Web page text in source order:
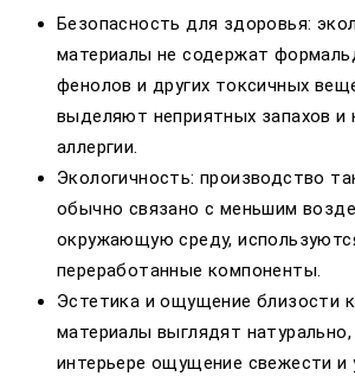
Безопасность для здоровья:
материалы не содержат
фенолов и других токсичных
выделяют неприятных запахов
аллергии.
Экологичность: производство
обычно связано с меньшим
окружающую среду,
переработанные компоненты.
Эстетика и ощущение близости
материалы выглядят
интерьере ощущение свежести и